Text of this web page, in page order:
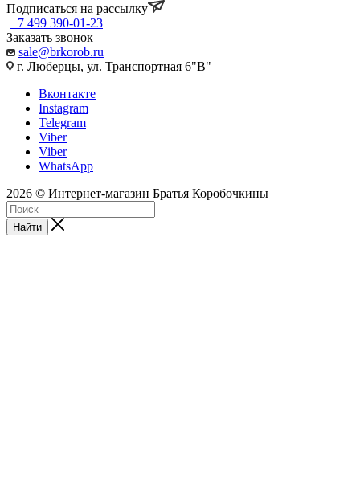
Подписаться на рассылку
+7 499 390-01-23
Заказать звонок
sale@brkorob.ru
г. Люберцы, ул. Транспортная 6"В"
Вконтакте
Instagram
Telegram
Viber
Viber
WhatsApp
2026 © Интернет-магазин Братья Коробочкины
Найти